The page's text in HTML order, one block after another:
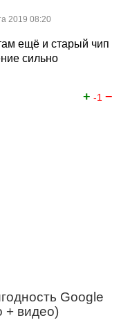
2019 08:20
ещё и старый чип
сильно
+ -1 −
Google
+ видео)